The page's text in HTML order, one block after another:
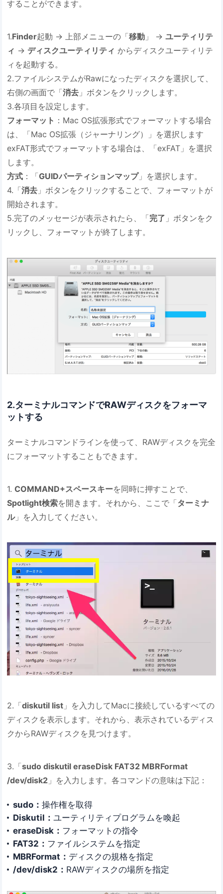
することができます。
1.Finder起動 → 上部メニューの「移動 」 →ユーティリテ
ィ → ディスクユーティリティ からディスクユーティリテ
ィを起動する。
2.ファイルシステムがRawになったディスクを選択して、
右側の画面で「消去 」ボタンをクリックします。
3.各項目を設定します。
フォーマット ：Mac OS拡張形式でフォーマットする場合
は、「Mac OS拡張（ジャーナリング）」を選択します
exFAT形式でフォーマットする場合は、「exFAT」を選択
します。
方式 ：「GUIDパーティションマップ」を選択します。
4.「消去 」ボタンをクリックすることで、フォーマットが
開始されます。
5.完了のメッセージが表示されたら、「完了 」ボタンをク
リックし、フォーマットが終了します。
2.ターミナルコマンドでRAWディスクをフォーマ
ットする
ターミナルコマンドラインを使って、RAWディスクを完全
にフォーマットすることもできます。
1.COMMAND+スペースキーを同時に押すことで、
Spotlight検索を開きます。それから、ここで「ターミナ
ル」を入力してください。
2.「diskutil list 」を入力してMacに接続しているすべての
ディスクを表示します。それから、表示されているディス
クからRAWディスクを見つけます。
3.「sudo diskutil eraseDisk FAT32 MBRFormat
/dev/disk2 」を入力します。各コマンドの意味は下記：
sudo： 操作権を取得
Diskutil： ユーティリティプログラムを喚起
eraseDisk： フォーマットの指令
FAT32： ファイルシステムを指定
MBRFormat： ディスクの規格を指定
/dev/disk2： RAWディスクの場所を指定